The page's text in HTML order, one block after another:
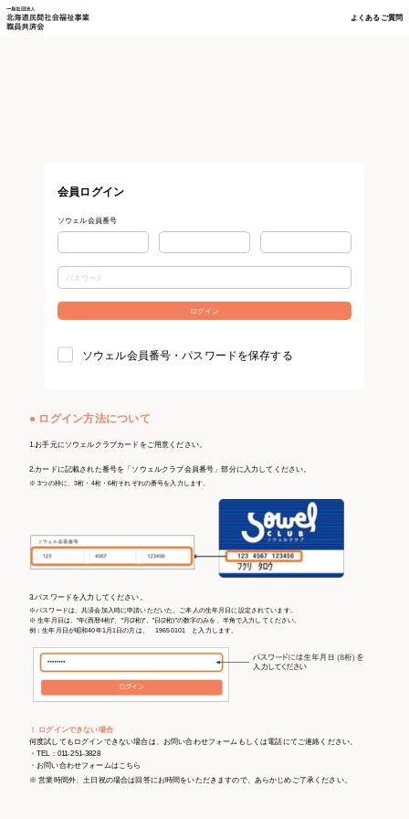
よくあるご質問
会員ログイン
ソウェル会員番号
ソウェル会員番号・パスワードを保存する
● ログイン方法について
1.お手元にソウェルクラブカードをご用意ください。
2.カードに記載された番号を「ソウェルクラブ会員番号」部分に入力してください。
※ 3つの枠に、3桁・4桁・6桁それぞれの番号を入力します。
3.パスワードを入力してください。
※パスワードは、共済会加入時に申請いただいた、ご本人の生年月日に設定されています。
※ 生年月日は、”年(西暦4桁)”、”月(2桁)”、”日(2桁)”の数字のみを、半角で入力してください。
例：生年月日が昭和40年1月1日の方は、 19650101 と入力します。
！ ログインできない場合
何度試してもログインできない場合は、お問い合わせフォームもしくは電話にてご連絡ください。
・TEL：011-251-3828
・お問い合わせフォームは こちら
※ 営業時間外、土日祝の場合は回答にお時間をいただきますので、あらかじめご了承ください。